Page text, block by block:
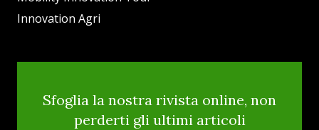
Innovation Agri
Sfoglia la nostra rivista online, non
perderti gli ultimi articoli